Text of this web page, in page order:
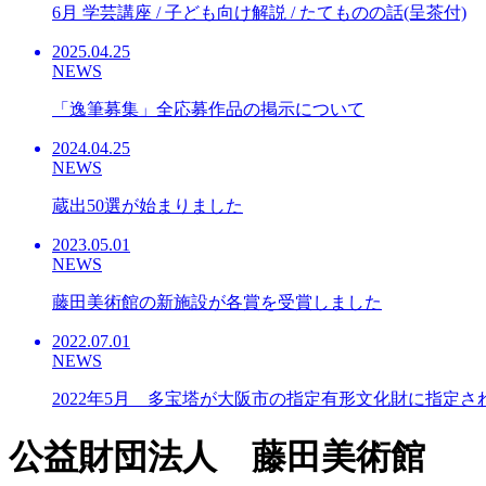
6月 学芸講座 / 子ども向け解説 / たてものの話(呈茶付)
2025.04.25
NEWS
「逸筆募集」全応募作品の掲示について
2024.04.25
NEWS
蔵出50選が始まりました
2023.05.01
NEWS
藤田美術館の新施設が各賞を受賞しました
2022.07.01
NEWS
2022年5月 多宝塔が大阪市の指定有形文化財に指定さ
公益財団法人 藤田美術館